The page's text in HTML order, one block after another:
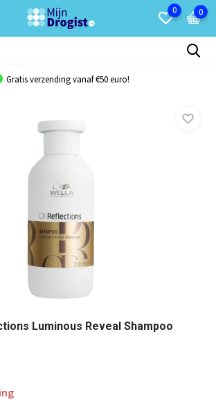
0 0
Gratis verzending vanaf €50 euro!
Luminous Reveal Shampoo